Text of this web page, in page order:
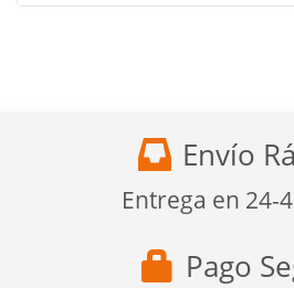
Envío
Entrega en 24-
Pago